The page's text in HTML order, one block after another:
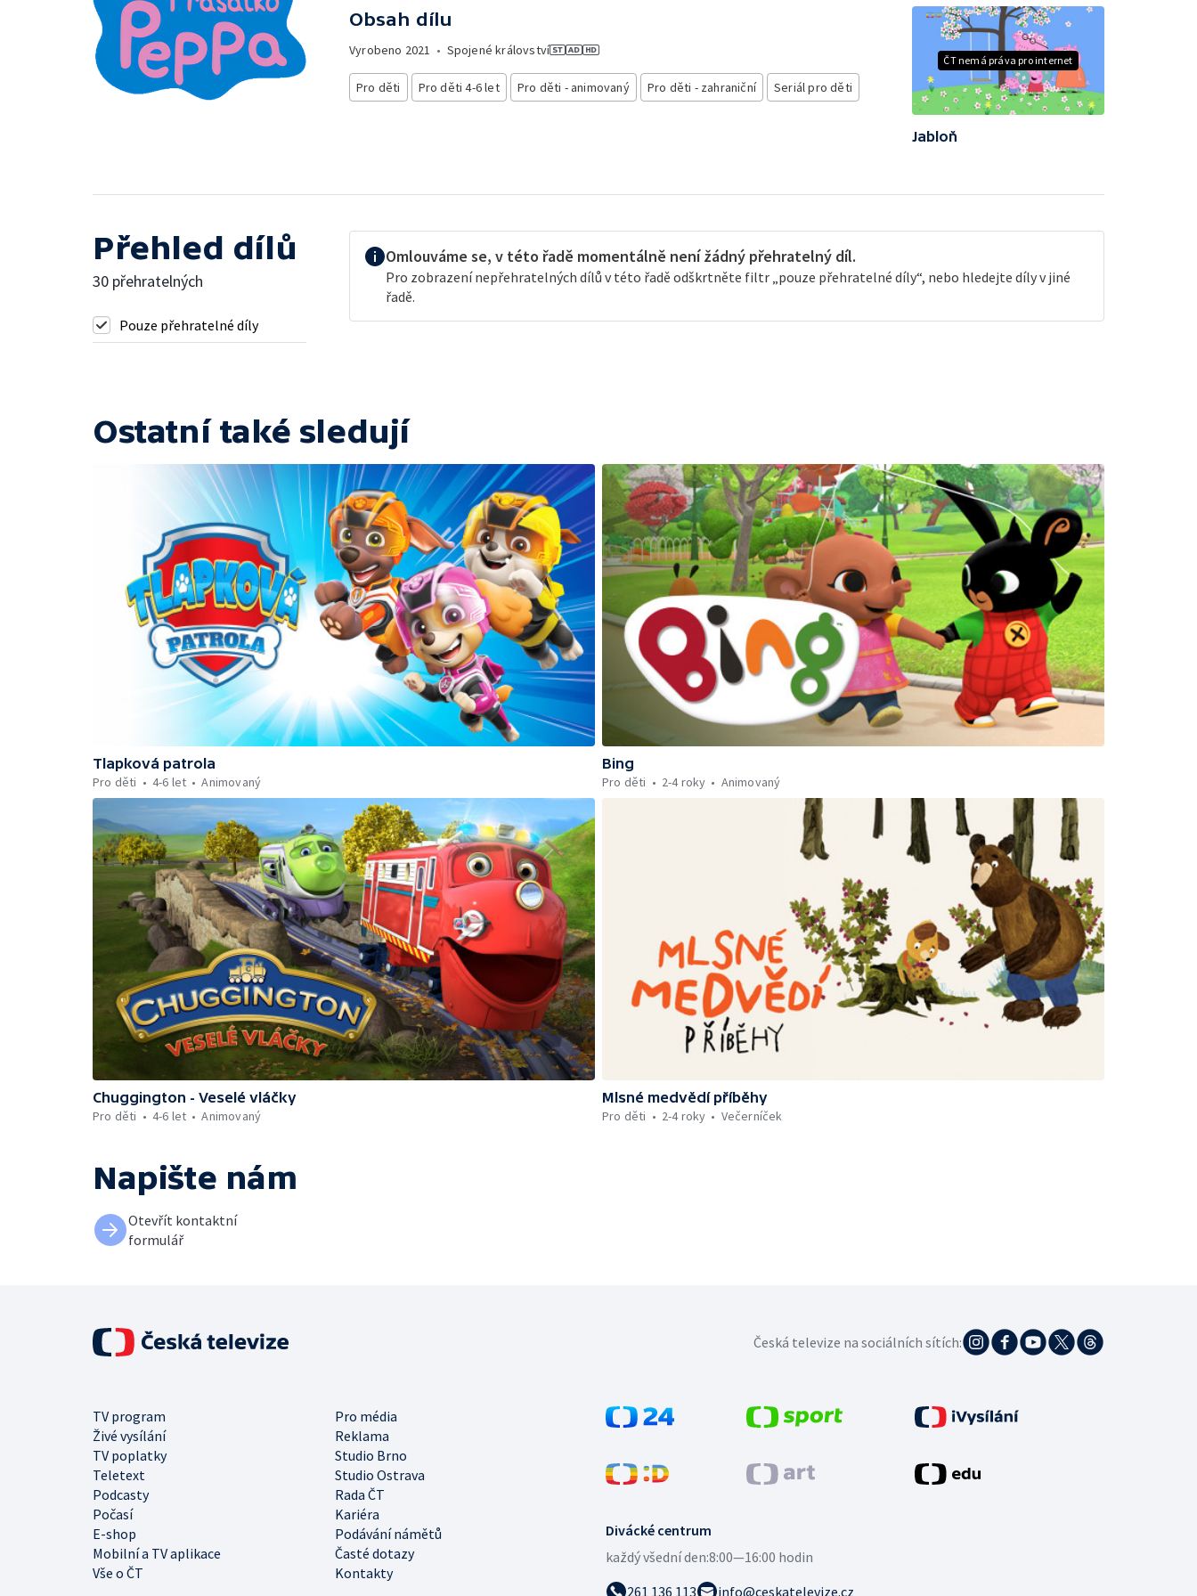
Obsah dílu
Vyrobeno 2021 • Spojené království
Pro děti Pro děti 4-6 let Pro děti - animovaný Pro děti - zahraniční Seriál pro děti
ČT nemá práva pro internet
Jabloň
Přehled dílů
30 přehratelných
Pouze přehratelné díly
Omlouváme se, v této řadě momentálně není žádný přehratelný díl.
Pro zobrazení nepřehratelných dílů v této řadě odškrtněte filtr „pouze přehratelné díly“, nebo hledejte díly v jiné
řadě.
Ostatní také sledují
Tlapková patrola
Pro děti
4-6 let Animovaný
Bing
Pro děti
2-4 roky Animovaný
Chuggington - Veselé vláčky
Pro děti
4-6 let Animovaný
Mlsné medvědí příběhy
Pro děti
2-4 roky Večerníček
Napište nám
Otevřít kontaktní
formulář
Divácké centrum
každý všední den:8:00—16:00 hodin
261 136 113
info@ceskatelevize.cz
TV program
Pro média
Živé vysílání
Reklama
TV poplatky
Studio Brno
Teletext
Studio Ostrava
Podcasty
Rada ČT
Počasí
Kariéra
E-shop
Podávání námětů
Mobilní a TV aplikace
Časté dotazy
Vše o ČT
Kontakty
Česká televize na sociálních sítích: